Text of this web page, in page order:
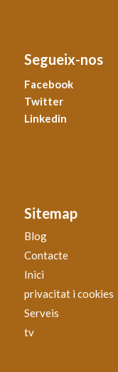
Segueix-nos
Facebook
Twitter
Linkedin
Sitemap
Blog
Contacte
Inici
privacitat i cookies
Serveis
tv